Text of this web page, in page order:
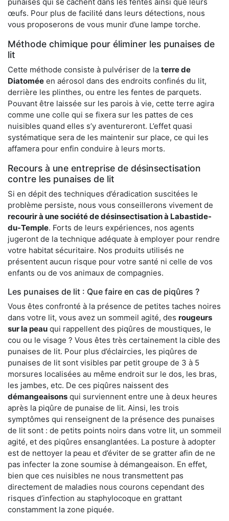
punaises qui se cachent dans les fentes ainsi que leurs
œufs. Pour plus de facilité dans leurs détections, nous
vous proposerons de vous munir d’une lampe torche.
Méthode chimique pour éliminer les punaises de
lit
Cette méthode consiste à pulvériser de la terre de
Diatomée en aérosol dans des endroits confinés du lit,
derrière les plinthes, ou entre les fentes de parquets.
Pouvant être laissée sur les parois à vie, cette terre agira
comme une colle qui se fixera sur les pattes de ces
nuisibles quand elles s’y aventureront. L’effet quasi
systématique sera de les maintenir sur place, ce qui les
affamera pour enfin conduire à leurs morts.
Recours à une entreprise de désinsectisation
contre les punaises de lit
Si en dépit des techniques d’éradication suscitées le
problème persiste, nous vous conseillerons vivement de
recourir à une société de désinsectisation à Labastide-
du-Temple. Forts de leurs expériences, nos agents
jugeront de la technique adéquate à employer pour rendre
votre habitat sécuritaire. Nos produits utilisés ne
présentent aucun risque pour votre santé ni celle de vos
enfants ou de vos animaux de compagnies.
Les punaises de lit : Que faire en cas de piqûres ?
Vous êtes confronté à la présence de petites taches noires
dans votre lit, vous avez un sommeil agité, des rougeurs
sur la peau qui rappellent des piqûres de moustiques, le
cou ou le visage ? Vous êtes très certainement la cible des
punaises de lit. Pour plus d’éclaircies, les piqûres de
punaises de lit sont visibles par petit groupe de 3 à 5
morsures localisées au même endroit sur le dos, les bras,
les jambes, etc. De ces piqûres naissent des
démangeaisons qui surviennent entre une à deux heures
après la piqûre de punaise de lit. Ainsi, les trois
symptômes qui renseignent de la présence des punaises
de lit sont : de petits points noirs dans votre lit, un sommeil
agité, et des piqûres ensanglantées. La posture à adopter
est de nettoyer la peau et d’éviter de se gratter afin de ne
pas infecter la zone soumise à démangeaison. En effet,
bien que ces nuisibles ne nous transmettent pas
directement de maladies nous courons cependant des
risques d’infection au staphylocoque en grattant
constamment la zone piquée.